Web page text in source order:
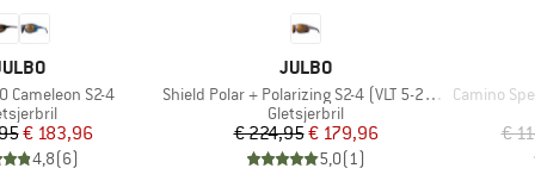
Cameleon S2-4
Prijs
Verlaagde prijs
€ 183,96
4,8(6)
MERK
JULBO
Artikel
Shield Polar + Polarizing S2-4 (VLT 5-20%)
Productgroep
Gletsjerbril
Prijs
€ 224,95Verlaagde prijs
€ 179,96
5,0(1)
Artikel
Camino
€